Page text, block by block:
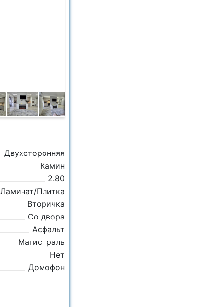
Двухсторонняя
Камин
2.80
Ламинат/Плитка
Вторичка
Со двора
Асфальт
Магистраль
Нет
Домофон